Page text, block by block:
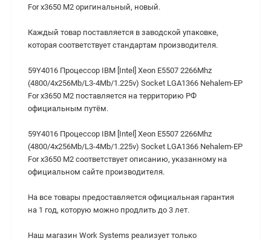
For x3650 M2 оригинальный, новый.
Каждый товар поставляется в заводской упаковке,
которая соответствует стандартам производителя.
59Y4016 Процессор IBM [Intel] Xeon E5507 2266Mhz
(4800/4x256Mb/L3-4Mb/1.225v) Socket LGA1366 Nehalem-EP
For x3650 M2 поставляется на территорию РФ
официальным путём.
59Y4016 Процессор IBM [Intel] Xeon E5507 2266Mhz
(4800/4x256Mb/L3-4Mb/1.225v) Socket LGA1366 Nehalem-EP
For x3650 M2 cоответствует описанию, указанному на
официальном сайте производителя.
На все товары предоставляется официальная гарантия
на 1 год, которую можно продлить до 3 лет.
Наш магазин Work Systems реализует только